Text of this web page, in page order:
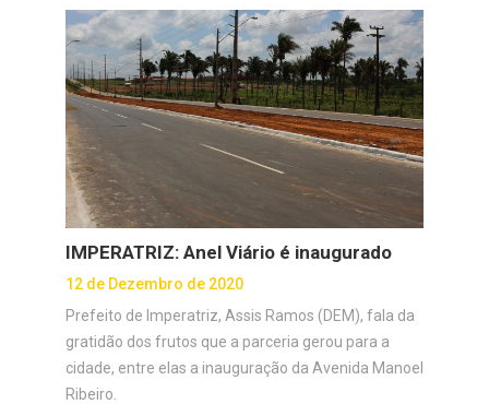
IMPERATRIZ: Anel Viário é inaugurado
12 de Dezembro de 2020
Prefeito de Imperatriz, Assis Ramos (DEM), fala da
gratidão dos frutos que a parceria gerou para a
cidade, entre elas a inauguração da Avenida Manoel
Ribeiro.